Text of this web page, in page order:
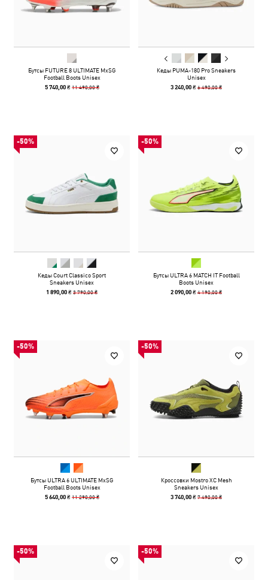
Бутсы FUTURE 8 ULTIMATE MxSG
Football Boots Unisex
5 740,00 ₴ 11 490,00 ₴
Кеды PUMA-180 Pro Sneakers
Unisex
3 240,00 ₴6 490,00 ₴
-50%
Кеды Court Classico Sport
Sneakers Unisex
1 890,00 ₴3 790,00 ₴
-50%
Бутсы ULTRA 6 MATCH IT Football
Boots Unisex
2 090,00 ₴4 190,00 ₴
-50%
Бутсы ULTRA 6 ULTIMATE MxSG
Football Boots Unisex
5 640,00 ₴ 11 290,00 ₴
-50%
Кроссовки Mostro XC Mesh
Sneakers Unisex
3 740,00 ₴7 490,00 ₴
-50% -50%